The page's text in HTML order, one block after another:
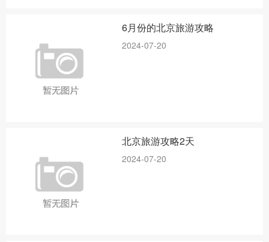
6月份的北京旅游攻略
2024-07-20
北京旅游攻略2天
2024-07-20